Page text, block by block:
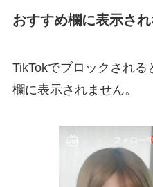
おすすめ欄に表示さ
TikTokでブロックされ
欄に表示されません。